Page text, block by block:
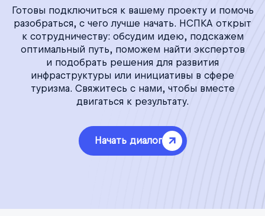
Готовы подключиться к вашему проекту и помочь
разобраться, с чего лучше начать. НСПКА открыт
к сотрудничеству: обсудим идею, подскажем
оптимальный путь, поможем найти экспертов
и подобрать решения для развития
инфраструктуры или инициативы в сфере
туризма. Свяжитесь с нами, чтобы вместе
двигаться к результату.
Начать диалог